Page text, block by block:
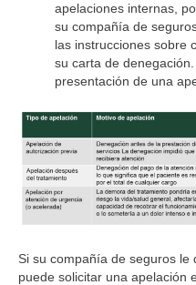
apelaciones internas,
su compañía de
las instrucciones sobre
su carta de
presentación de una
Si su compañía de seguros le
puede solicitar una apelación